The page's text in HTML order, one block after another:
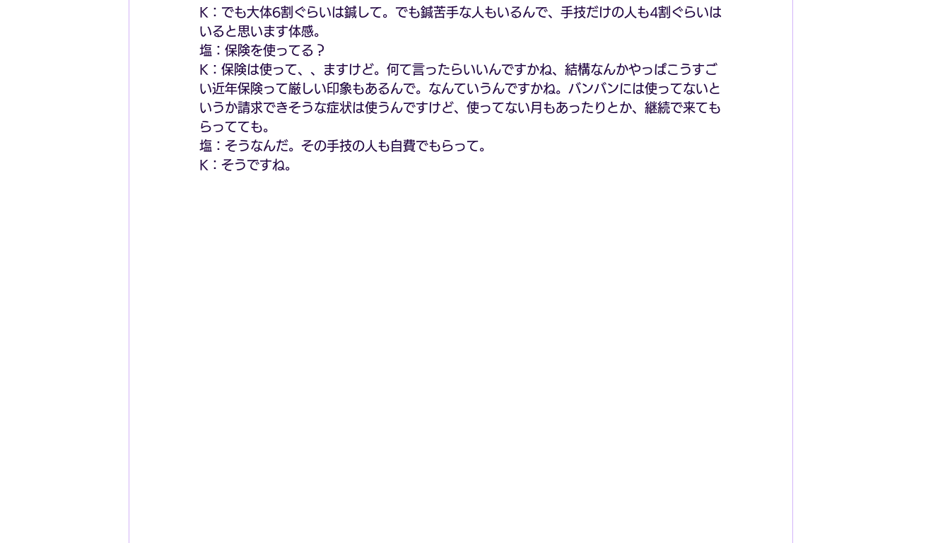
K：でも大体6割ぐらいは鍼して。でも鍼苦手な人もいるんで、手技だけの人も4割ぐらいは
いると思います体感。
塩：保険を使ってる？
K：保険は使って、、ますけど。何て言ったらいいんですかね、結構なんかやっぱこうすご
い近年保険って厳しい印象もあるんで。なんていうんですかね。バンバンには使ってないと
いうか請求できそうな症状は使うんですけど、使ってない月もあったりとか、継続で来ても
らってても。
塩：そうなんだ。その手技の人も自費でもらって。
K：そうですね。